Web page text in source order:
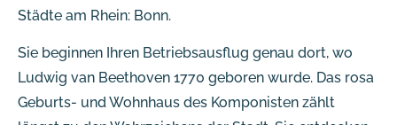
Städte am Rhein: Bonn.
Sie beginnen Ihren Betriebsausflug genau dort, wo
Ludwig van Beethoven 1770 geboren wurde. Das rosa
Geburts- und Wohnhaus des Komponisten zählt